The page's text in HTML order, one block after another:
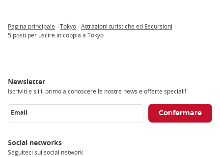
Breadcrumb
Pagina principale Tokyo
Attrazioni turistiche ed Escursioni
5 posti per uscire in coppia a Tokyo
Newsletter
Iscriviti e sii il primo a conoscere le nostre news e offerte speciali!
Email
Social networks
Seguiteci sui social network